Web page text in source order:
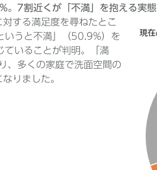
。7割近くが「不満」を抱える実態
する満足度を尋ねたとこ
いうと不満」（50.9%）を
いることが判明。「満
、多くの家庭で洗面空間の
りました。